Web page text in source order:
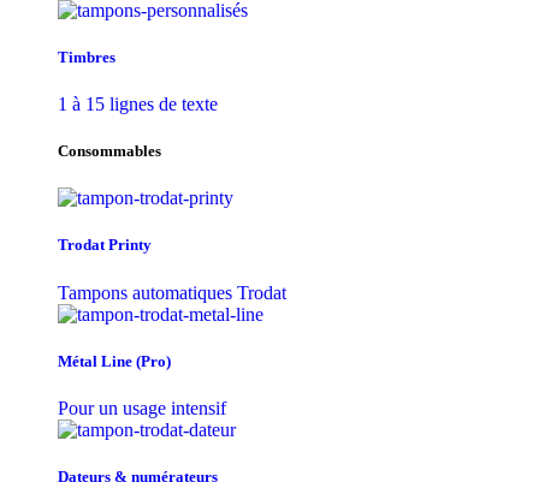
Timbres
1 à 15 lignes de texte
Consommables
Trodat Printy
Tampons automatiques Trodat
Métal Line (Pro)
Pour un usage intensif
Dateurs & numérateurs